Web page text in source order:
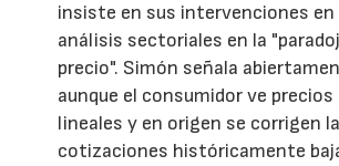
insiste en sus intervenciones
análisis sectoriales en la
precio". Simón señala
aunque el consumidor ve
lineales y en origen se corrigen
cotizaciones históricamente